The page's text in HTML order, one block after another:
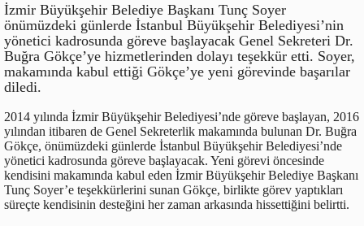
İzmir Büyükşehir Belediye Başkanı Tunç Soyer
önümüzdeki günlerde İstanbul Büyükşehir Belediyesi’nin
yönetici kadrosunda göreve başlayacak Genel Sekreteri Dr.
Buğra Gökçe’ye hizmetlerinden dolayı teşekkür etti. Soyer,
makamında kabul ettiği Gökçe’ye yeni görevinde başarılar
diledi.
2014 yılında İzmir Büyükşehir Belediyesi’nde göreve başlayan, 2016
yılından itibaren de Genel Sekreterlik makamında bulunan Dr. Buğra
Gökçe, önümüzdeki günlerde İstanbul Büyükşehir Belediyesi’nde
yönetici kadrosunda göreve başlayacak. Yeni görevi öncesinde
kendisini makamında kabul eden İzmir Büyükşehir Belediye Başkanı
Tunç Soyer’e teşekkürlerini sunan Gökçe, birlikte görev yaptıkları
süreçte kendisinin desteğini her zaman arkasında hissettiğini belirtti.